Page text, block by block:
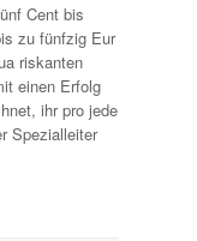
Cent bis
zu fünfzig Eur
riskanten
einen Erfolg
ihr pro jede
Spezialleiter